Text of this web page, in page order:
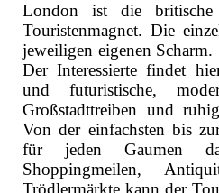
London ist die britische
Touristenmagnet. Die
jeweiligen eigenen Scharm.
Der Interessierte findet
und futuristische,
Großstadttreiben und
Von der einfachsten bis
für jeden Gaumen
Shoppingmeilen,
Trödlermärkte kann der